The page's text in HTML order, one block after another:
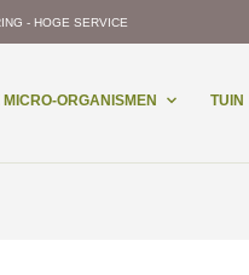
- HOGE SERVICE
MICRO-ORGANISMEN TUIN